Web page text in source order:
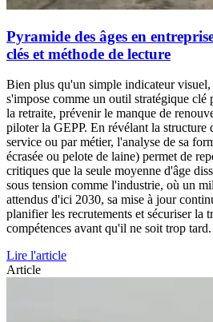
Pyramide des âges en
clés et méthode de lecture
Bien plus qu'un simple indicateur visuel,
s'impose comme un outil stratégique clé
la retraite, prévenir le manque de
piloter la GEPP. En révélant la structure
service ou par métier, l'analyse de sa
écrasée ou pelote de laine) permet de
critiques que la seule moyenne d'âge
sous tension comme l'industrie, où un
attendus d'ici 2030, sa mise à jour
planifier les recrutements et sécuriser la
compétences avant qu'il ne soit trop tard.
Lire l'article
Article